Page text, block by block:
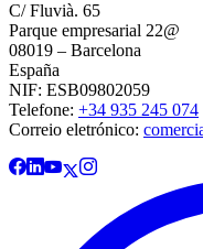
C/ Fluvià. 65
Parque empresarial 22@
08019 – Barcelona
España
NIF: ESB09802059
Telefone: +34 935 245 074
Correio eletrónico: